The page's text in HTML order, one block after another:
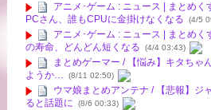
アニメ･ゲーム : ニュース | まとめ
PCさん、誰もCPUに金掛けなくなる
(4/5
アニメ･ゲーム : ニュース | まとめ
の寿命、どんどん短くなる
(4/4 03:43)
まとめゲーマー / 【悩み】キタちゃ
ようか…
(8/11 02:50)
ウマ娘まとめアンテナ / 【悲報】ジ
ると話題に
(8/6 00:33)